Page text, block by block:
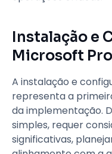
Instalação e
Microsoft
A instalação e
representa a
da implementação.
simples, requer
significativas,